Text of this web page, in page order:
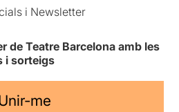
i Newsletter
de Teatre Barcelona amb les
i sorteigs
me